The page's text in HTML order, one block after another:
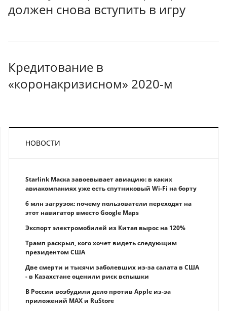
должен снова вступить в игру
Кредитование в
«коронакризисном» 2020-м
НОВОСТИ
Starlink Маска завоевывает авиацию: в каких
авиакомпаниях уже есть спутниковый Wi-Fi на борту
6 млн загрузок: почему пользователи переходят на
этот навигатор вместо Google Maps
Экспорт электромобилей из Китая вырос на 120%
Трамп раскрыл, кого хочет видеть следующим
президентом США
Две смерти и тысячи заболевших из-за салата в США
- в Казахстане оценили риск вспышки
В России возбудили дело против Apple из-за
приложений MAX и RuStore